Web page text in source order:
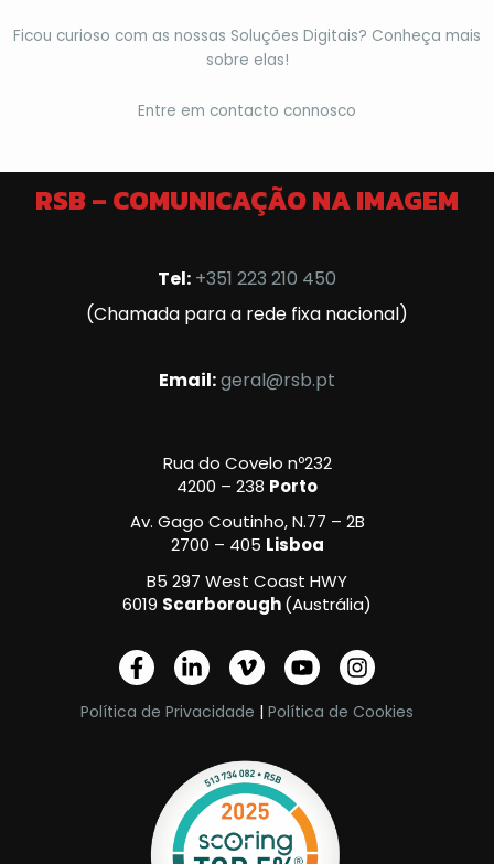
Ficou curioso com as nossas Soluções Digitais? Conheça mais
sobre elas!
Entre em contacto connosco
RSB – COMUNICAÇÃO NA IMAGEM
Tel: +351 223 210 450
(Chamada para a rede fixa nacional)
Email:geral@rsb.pt
Rua do Covelo nº232
4200 – 238 Porto
Av. Gago Coutinho, N.77 – 2B
2700 – 405 Lisboa
B5 297 West Coast HWY
6019 Scarborough(Austrália)
F
a
c
e
L
i
n
k
d
n
-
V
i
m
e
-
v
Y
o
u
t
b
e
I
n
s
t
Política de Privacidade | Política de Cookies